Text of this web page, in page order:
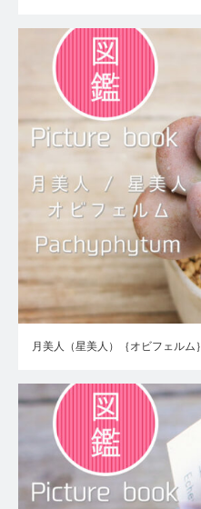
月美人（星美人）｛オビフェルム｝